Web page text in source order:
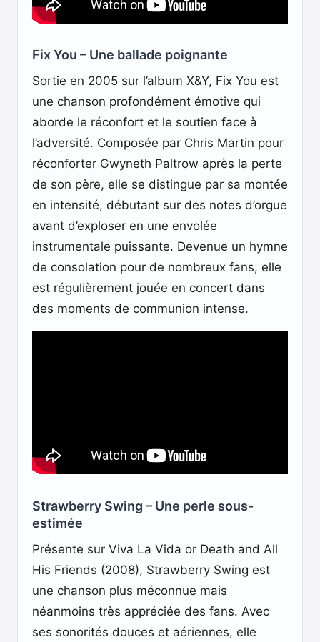
Fix You – Une ballade poignante
Sortie en 2005 sur l’album X&Y, Fix You est
une chanson profondément émotive qui
aborde le réconfort et le soutien face à
l’adversité. Composée par Chris Martin pour
réconforter Gwyneth Paltrow après la perte
de son père, elle se distingue par sa montée
en intensité, débutant sur des notes d’orgue
avant d’exploser en une envolée
instrumentale puissante. Devenue un hymne
de consolation pour de nombreux fans, elle
est régulièrement jouée en concert dans
des moments de communion intense.
Strawberry Swing – Une perle sous-
estimée
Présente sur Viva La Vida or Death and All
His Friends (2008), Strawberry Swing est
une chanson plus méconnue mais
néanmoins très appréciée des fans. Avec
ses sonorités douces et aériennes, elle